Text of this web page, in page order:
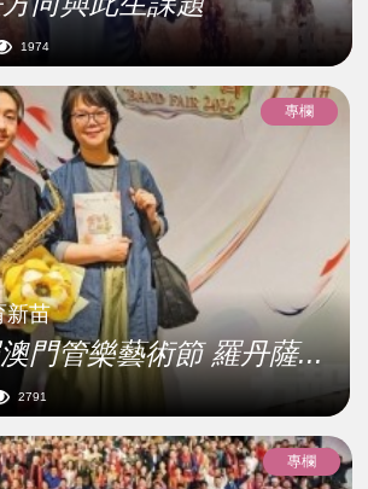
1974
專欄
新苗
門管樂藝術節 羅丹薩...
2791
專欄